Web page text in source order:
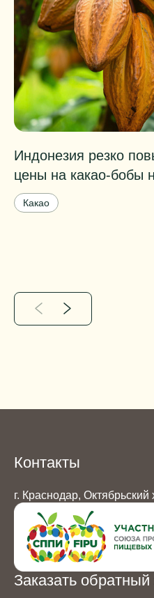
Индонезия резко
цены на какао-бобы
Какао
Контакты
г. Краснодар,
Заказать обратный